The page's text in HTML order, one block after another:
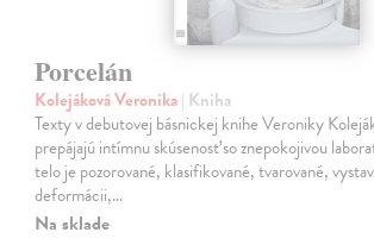
Porcelán
Kolejáková Veronika| Kniha
Texty v debutovej básnickej knihe Veroniky
prepájajú intímnu skúsenosť so znepokojivou
telo je pozorované, klasifikované, tvarované,
deformácii,…
Na sklade